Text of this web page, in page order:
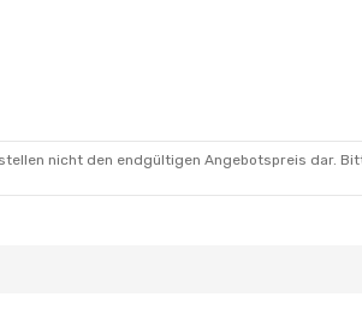
nicht den endgültigen Angebotspreis dar.